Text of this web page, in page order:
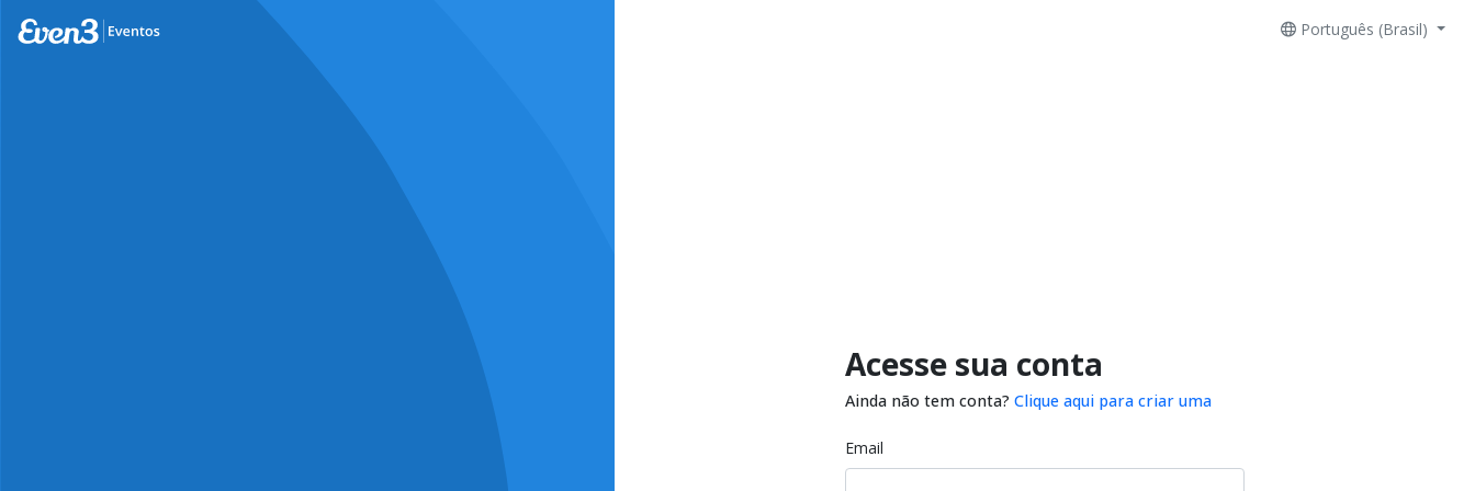
Português (Brasil)
Acesse sua conta
Ainda não tem conta? Clique aqui para criar uma
Email